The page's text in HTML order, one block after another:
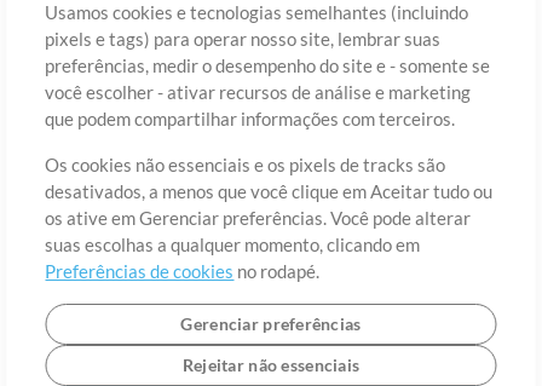
Usamos cookies e tecnologias semelhantes (incluindo
pixels e tags) para operar nosso site, lembrar suas
preferências, medir o desempenho do site e - somente se
você escolher - ativar recursos de análise e marketing
que podem compartilhar informações com terceiros.
Os cookies não essenciais e os pixels de tracks são
desativados, a menos que você clique em Aceitar tudo ou
os ative em Gerenciar preferências. Você pode alterar
suas escolhas a qualquer momento, clicando em
Preferências de cookies no rodapé.
Gerenciar preferências
Rejeitar não essenciais
Cadastre-seEsqueceu sua senha?
Termos de Uso Política de Privacidade
Preferências de
Contato
©2006-2026 por MultiTracks LLC. Todos os Direitos Reservados.